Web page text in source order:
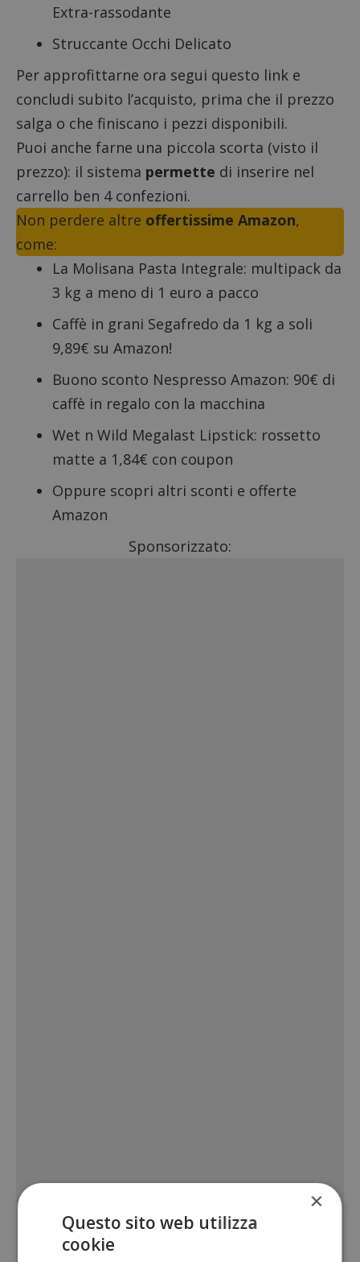
Extra-rassodante
Struccante Occhi Delicato
Per approfittarne ora segui questo link e
concludi subito l’acquisto, prima che il prezzo
salga o che finiscano i pezzi disponibili.
Puoi anche farne una piccola scorta (visto il
prezzo): il sistema permette di inserire nel
carrello ben 4 confezioni.
Non perdere altre offertissime Amazon,
come:
La Molisana Pasta Integrale: multipack da
3 kg a meno di 1 euro a pacco
Caffè in grani Segafredo da 1 kg a soli
9,89€ su Amazon!
Buono sconto Nespresso Amazon: 90€ di
caffè in regalo con la macchina
Wet n Wild Megalast Lipstick: rossetto
matte a 1,84€ con coupon
Oppure scopri altri sconti e offerte
Amazon
Sponsorizzato:
×
Questo sito web utilizza
cookie